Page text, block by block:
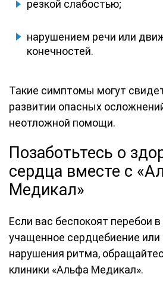
резкой слабостью;
нарушением речи или
конечностей.
Такие симптомы могут
развитии опасных
неотложной помощи.
Позаботьтесь о
сердца вместе с
Медикал»
Если вас беспокоят перебои
учащенное сердцебиение
нарушения ритма,
клиники «Альфа Медикал».